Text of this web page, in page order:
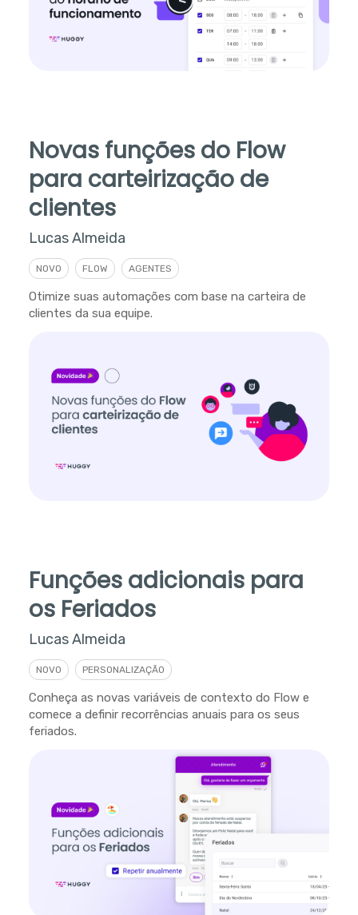
Novas funções do Flow
para carteirização de
clientes
Lucas Almeida
NOVO FLOW AGENTES
Otimize suas automações com base na carteira de
clientes da sua equipe.
Funções adicionais para
os Feriados
Lucas Almeida
NOVO PERSONALIZAÇÃO
Conheça as novas variáveis de contexto do Flow e
comece a definir recorrências anuais para os seus
feriados.